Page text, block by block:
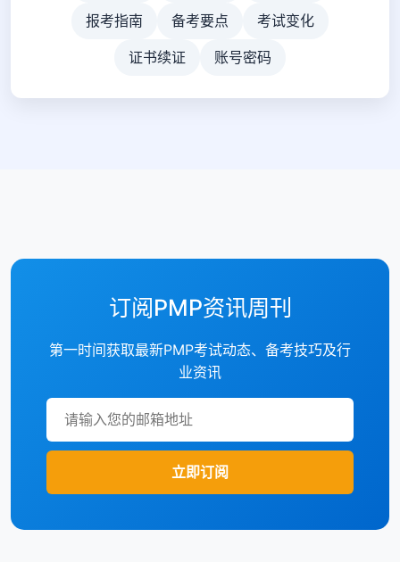
报考指南 备考要点 考试变化
证书续证 账号密码
订阅PMP资讯周刊
第一时间获取最新PMP考试动态、备考技巧及行
业资讯
立即订阅